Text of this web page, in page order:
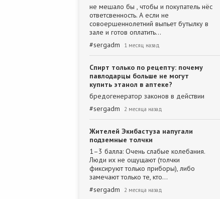
не мешало бы , чтобы и покупатель нёс
ответсвенность. А если не
совоершеннолетний выпьет бутылку в
зале и готов оплатить…
#sergadm 1 месяц назад
Спирт только по рецепту: почему
павлодарцы больше не могут
купить этанол в аптеке?
бредогенератор законов в действии
#sergadm 2 месяца назад
Жителей Экибастуза напугали
подземные толчки
1–3 балла: Очень слабые колебания.
Люди их не ощущают (толчки
фиксируют только приборы), либо
замечают только те, кто…
#sergadm 2 месяца назад